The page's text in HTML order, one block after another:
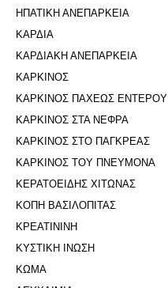
ΗΠΑΤΙΚΗ ΑΝΕΠΑΡΚΕΙΑ
ΚΑΡΔΙΑ
ΚΑΡΔΙΑΚΗ ΑΝΕΠΑΡΚΕΙΑ
ΚΑΡΚΙΝΟΣ
ΚΑΡΚΙΝΟΣ ΠΑΧΕΩΣ ΕΝΤΕΡΟΥ
ΚΑΡΚΙΝΟΣ ΣΤΑ ΝΕΦΡΑ
ΚΑΡΚΙΝΟΣ ΣΤΟ ΠΑΓΚΡΕΑΣ
ΚΑΡΚΙΝΟΣ ΤΟΥ ΠΝΕΥΜΟΝΑ
ΚΕΡΑΤΟΕΙΔΗΣ ΧΙΤΩΝΑΣ
ΚΟΠΗ ΒΑΣΙΛΟΠΙΤΑΣ
ΚΡΕΑΤΙΝΙΝΗ
ΚΥΣΤΙΚΗ ΙΝΩΣΗ
ΚΩΜΑ